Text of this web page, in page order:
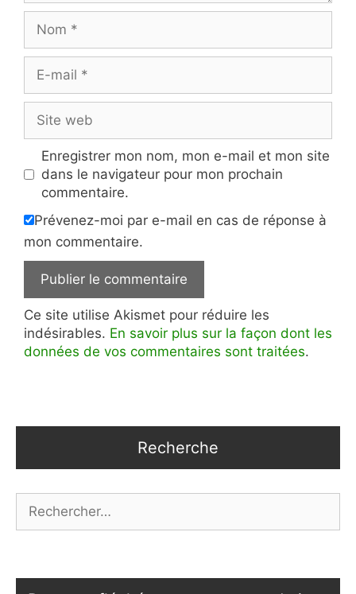
mail
web
Enregistrer mon nom, mon e-mail et mon site
dans le navigateur pour mon prochain
commentaire.
Prévenez-moi par e-mail en cas de réponse à
mon commentaire.
Ce site utilise Akismet pour réduire les
indésirables. En savoir plus sur la façon dont les
données de vos commentaires sont traitées.
Recherche